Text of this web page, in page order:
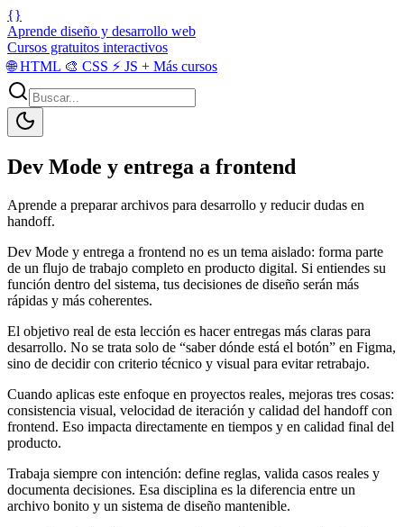
{}
Aprende diseño y desarrollo web
Cursos gratuitos interactivos
🌐HTML 🎨 CSS ⚡ JS + Más cursos
Dev Mode y entrega a frontend
Aprende a preparar archivos para desarrollo y reducir dudas en
handoff.
Dev Mode y entrega a frontend no es un tema aislado: forma parte
de un flujo de trabajo completo en producto digital. Si entiendes su
función dentro del sistema, tus decisiones de diseño serán más
rápidas y más coherentes.
El objetivo real de esta lección es hacer entregas más claras para
desarrollo. No se trata solo de “saber dónde está el botón” en Figma,
sino de decidir con criterio técnico y visual para evitar retrabajo.
Cuando aplicas este enfoque en proyectos reales, mejoras tres cosas:
consistencia visual, velocidad de iteración y calidad del handoff con
frontend. Eso impacta directamente en tiempos y en calidad final del
producto.
Trabaja siempre con intención: define reglas, valida casos reales y
documenta decisiones. Esa disciplina es la diferencia entre un
archivo bonito y un sistema de diseño mantenible.